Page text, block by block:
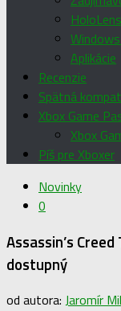
Aplikácie
Recenzie
Spätná
Xbox Game
Xbox
Píš pre Xboxer
Novinky
0
Assassin’s
dostupný
od autora: Jaromír